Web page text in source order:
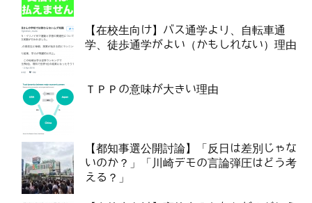
【在校生向け】バス通学より、自転車通
学、徒歩通学がよい（かもしれない）理由
ＴＰＰの意味が大きい理由
【都知事選公開討論】「反日は差別じゃな
いのか？」「川崎デモの言論弾圧はどう考
える？」